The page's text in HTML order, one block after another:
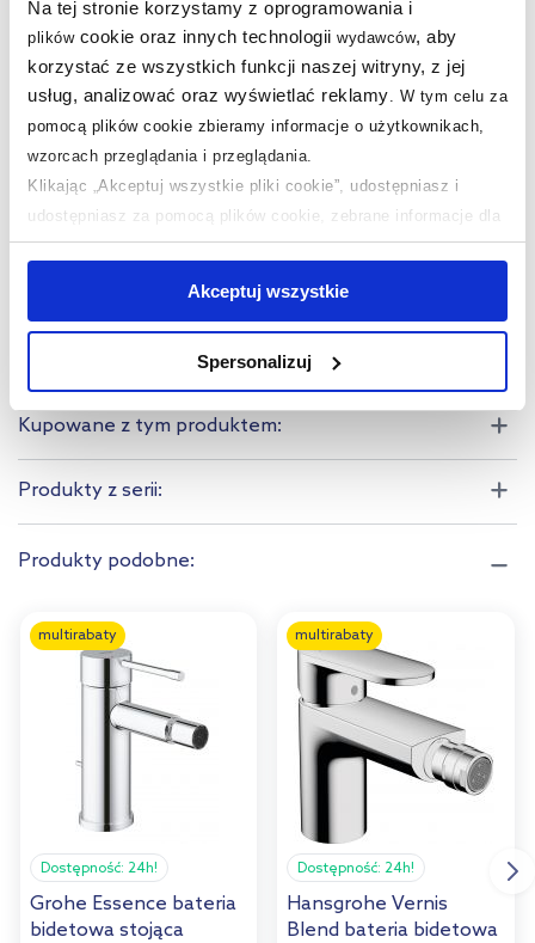
Na tej stronie korzystamy z oprogramowania i
plikówcookie oraz innych technologii wydawców, aby
korzystać ze wszystkich funkcji naszej witryny, z jej
usług, analizować oraz wyświetlać reklamy
W tym celu za
pomocą plików cookie zbieramy informacje o użytkownikach,
wzorcach przeglądania i przeglądania.
Klikając „Akceptuj wszystkie pliki cookie”, udostępniasz i
udostępniasz za pomocą plików cookie, zebrane informacje dla
użytkowników zewnętrznych, a także nasi partnerzy reklamowi.
jednak, że zablokowane niektóre pliki cookie mogą mieć wpływ
na sposób dostarczania treści niedostosowanych do potrzeb
Aby uzyskać więcej informacji na temat plików plików cookie,
informacji na temat plików cookie i tego, dlaczego ich przepisy,
Akceptuj wszystkie
Spersonalizuj
Z korkiem tak
Szczegóły koloru Grohe StarLight Chrome
Kod EAN 4005176556500
Wymiary z opakowaniem 17 x 7 x 35 cm
Waga z opakowaniem 1,55 kg
Gwarancja Pobierz
Kupowane z tym produktem:
Produkty z serii:
Produkty podobne:
multirabaty
Dostępność:24h!
Grohe Essence bateria
bidetowa stojąca
multirabaty
Dostępność:24h!
Hansgrohe Vernis
Blend bateria bidetowa